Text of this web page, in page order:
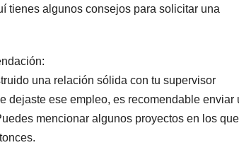
tienes algunos consejos para solicitar una
una relación sólida con tu supervisor
dejaste ese empleo, es recomendable enviar
mencionar algunos proyectos en los que